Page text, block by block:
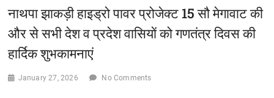
नाथपा झाकड़ी हाइड्रो पावर प्रोजेक्ट 15 सौ मेगावाट की
और से सभी देश व प्रदेश वासियों को गणतंत्र दिवस की
हार्दिक शुभकामनाएं
January 27, 2026 No Comments